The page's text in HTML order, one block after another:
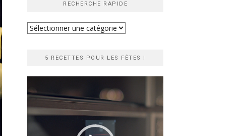
RECHERCHE RAPIDE
Recherche
5 RECETTES POUR LES FÊTES !
vidéo